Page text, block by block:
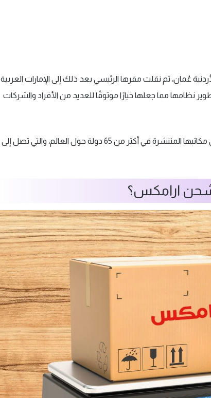
عُمان، ثم نقلت مقرها الرئيسي بعد ذلك إلى الإمارات العربية
مما جعلها خيارًا موثوقًا للعديد من الأفراد والشركات
تضم الشركة الآن الآلاف من الموظفين في مكاتبها المنتشرة في أكثر من 65 دولة حول العالم، والتي تصل إلى
ارامكس؟